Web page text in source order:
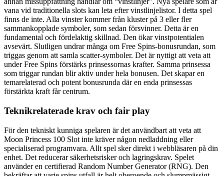
vana vid traditionella slots kan leta efter vinstlinjelistor. I detta spel
finns de inte. Alla vinster kommer från kluster på 3 eller fler
sammankopplade symboler, som sedan försvinner. Detta är en
fundamental och fördelaktig skillnad. Den ökar vinstpotentialen
avsevärt. Slutligen undrar många om Free Spins-bonusrundan, som
triggas genom att samla scatter-symboler. Det är nyttigt att veta att
under Free Spins förstärks prinsessornas krafter. Samma prinsessa
som triggar rundan blir aktiv under hela bonusen. Det skapar en
temarelaterad och potent bonusrunda där en enda prinsessas
förstärkta kraft får centrum.
Teknikrelaterade krav och fair play
För den tekniskt kunniga spelaren är det användbart att veta att
Moon Princess 100 Slot inte kräver någon nedladdning eller
specialiserad programvara. Allt spel sker direkt i webbläsaren på din
enhet. Det reducerar säkerhetsrisker och lagringskrav. Spelet
använder en certifierad Random Number Generator (RNG). Den